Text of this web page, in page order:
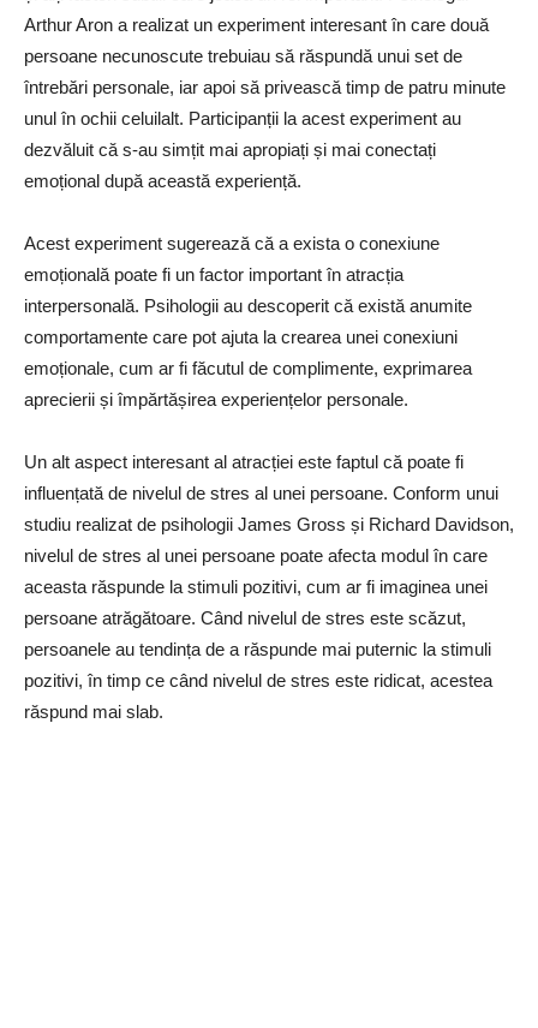
Arthur Aron a realizat un experiment interesant în care două
persoane necunoscute trebuiau să răspundă unui set de
întrebări personale, iar apoi să privească timp de patru minute
unul în ochii celuilalt. Participanții la acest experiment au
dezvăluit că s-au simțit mai apropiați și mai conectați
emoțional după această experiență.
Acest experiment sugerează că a exista o conexiune
emoțională poate fi un factor important în atracția
interpersonală. Psihologii au descoperit că există anumite
comportamente care pot ajuta la crearea unei conexiuni
emoționale, cum ar fi făcutul de complimente, exprimarea
aprecierii și împărtășirea experiențelor personale.
Un alt aspect interesant al atracției este faptul că poate fi
influențată de nivelul de stres al unei persoane. Conform unui
studiu realizat de psihologii James Gross și Richard Davidson,
nivelul de stres al unei persoane poate afecta modul în care
aceasta răspunde la stimuli pozitivi, cum ar fi imaginea unei
persoane atrăgătoare. Când nivelul de stres este scăzut,
persoanele au tendința de a răspunde mai puternic la stimuli
pozitivi, în timp ce când nivelul de stres este ridicat, acestea
răspund mai slab.